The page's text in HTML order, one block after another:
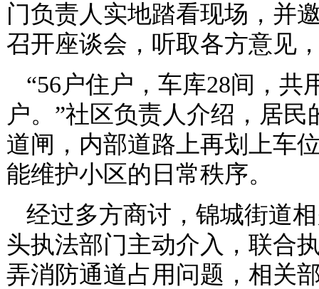
门负责人实地踏看现场，并
召开座谈会，听取各方意见
“56户住户，车库28间，
户。”社区负责人介绍，居
道闸，内部道路上再划上车
能维护小区的日常秩序。
经过多方商讨，锦城街道
头执法部门主动介入，联合
弄消防通道占用问题，相关